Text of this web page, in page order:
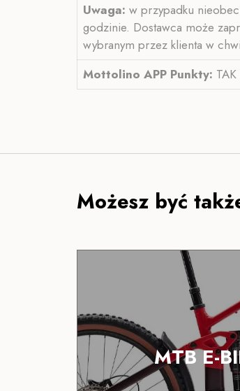
Uwaga: w przypadku
godzinie. Dostawca może
wybranym przez klienta w
Mottolino APP Punkty:
Możesz być
MTB E-